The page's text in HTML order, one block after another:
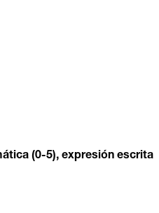
(0-5), expresión escrita